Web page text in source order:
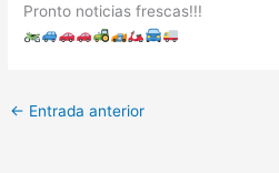
Pronto noticias frescas!!!
← Entrada anterior